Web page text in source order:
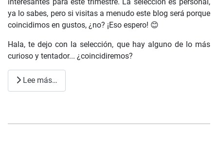
ya lo sabes, pero si visitas a menudo este blog será porque
coincidimos en gustos, ¿no? ¡Eso espero! 😊
Hala, te dejo con la selección, que hay alguno de lo más
curioso y tentador... ¿coincidiremos?
Lee más…